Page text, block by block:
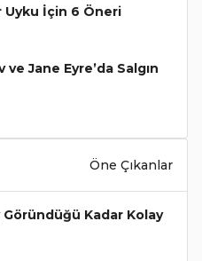
Uyku İçin 6 Öneri
ve Jane Eyre’da Salgın
Öne Çıkanlar
Göründüğü Kadar Kolay